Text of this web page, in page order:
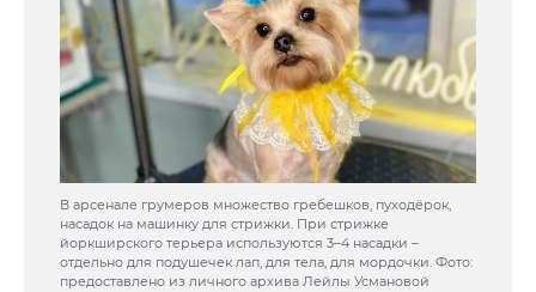
В арсенале грумеров множество гребешков, пуходёрок,
насадок на машинку для стрижки. При стрижке
йоркширского терьера используются 3–4 насадки –
отдельно для подушечек лап, для тела, для мордочки. Фото:
предоставлено из личного архива Лейлы Усмановой